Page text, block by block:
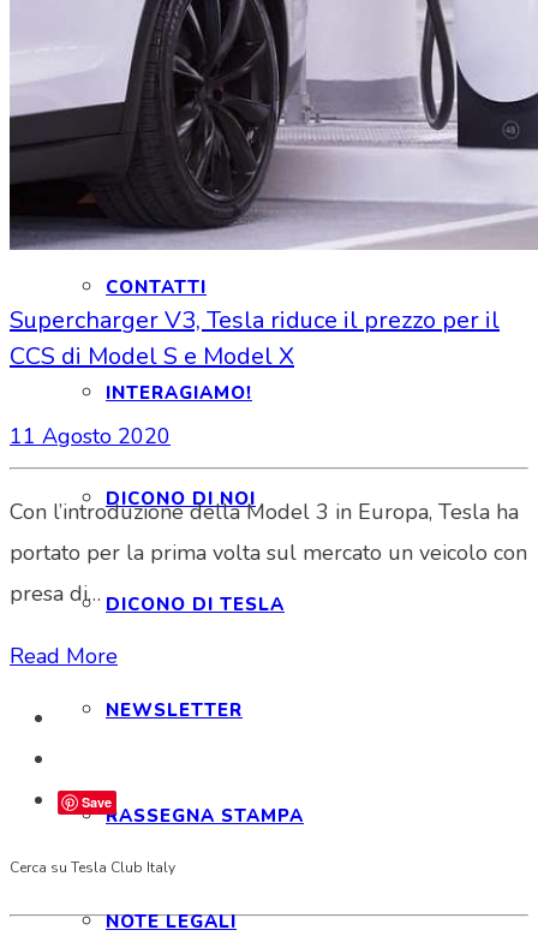
CHI SIAMO
CHI SIAMO
CONTATTI
INTERAGIAMO!
DICONO DI NOI
DICONO DI TESLA
NEWSLETTER
RASSEGNA STAMPA
NOTE LEGALI
Supercharger V3, Tesla riduce il prezzo per il
CCS di Model S e Model X
11 Agosto 2020
Con l’introduzione della Model 3 in Europa, Tesla ha
portato per la prima volta sul mercato un veicolo con
presa di…
Read More
Save
Cerca su Tesla Club Italy